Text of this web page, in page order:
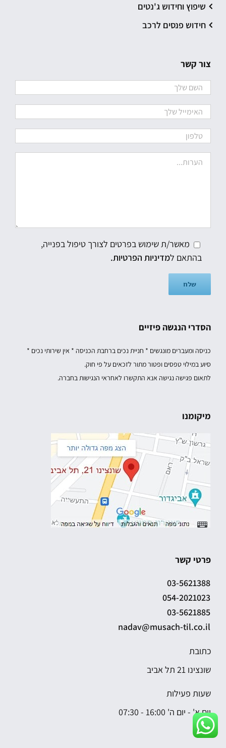
שיפוץ וחידוש ג'נטים
חידוש פנסים לרכב
צור קשר
מאשר/ת שימוש בפרטים לצורך טיפול בפנייה,
בהתאם למדיניות הפרטיות.
הסדרי הנגשה פיזיים
כניסה ומעברים מונגשים * חניית נכים ברחבת הכניסה * אין שירותי נכים *
סיוע במילוי טפסים ופטור מתור לזכאים על פי חוק.
לתאום פגישה נגישה אנא התקשרו לאחראי הנגישות בחברה.
מיקומנו
פרטי קשר
03-5621388
054-2021023
03-5621885
nadav@musach-til.co.il
כתובת
שונצינו 21 תל אביב
שעות פעילות
יום א' - יום ה' 16:00 - 07:30